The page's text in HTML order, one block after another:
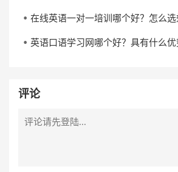
在线英语一对一培训哪个好？怎么选
英语口语学习网哪个好？具有什么优
评论